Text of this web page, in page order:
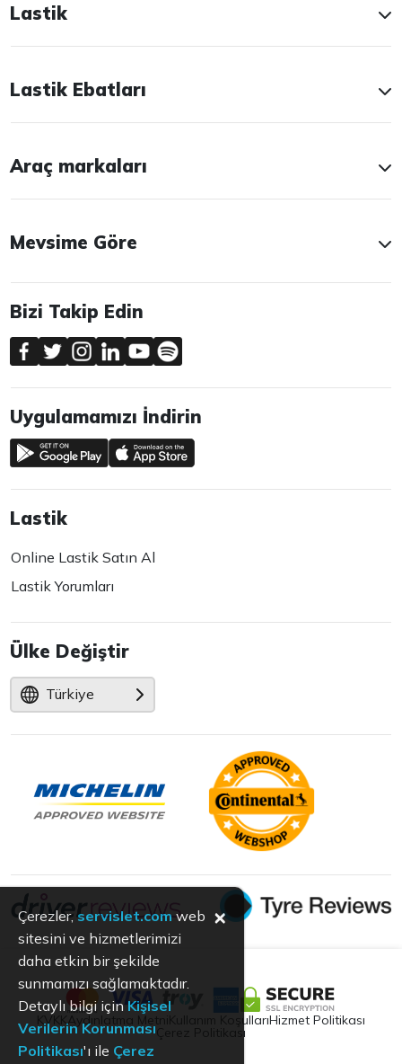
Lastik
Lastik Ebatları
Araç markaları
Mevsime Göre
Bizi Takip Edin
Uygulamamızı İndirin
Lastik
Online Lastik Satın Al
Lastik Yorumları
Ülke Değiştir
Türkiye
KVKK Aydınlatma Metni Kullanım KoşullarıHizmet Politikası
Çerez Politikası
Çerezler,servislet.com web
sitesini ve hizmetlerimizi
daha etkin bir şekilde
sunmamızı sağlamaktadır.
Detaylı bilgi içinKişisel
Verilerin Korunması
Politikası'ı ile Çerez
×